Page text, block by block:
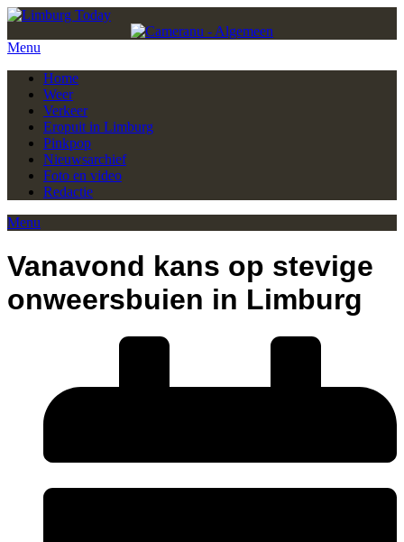
Menu
Home
Weer
Verkeer
Eropuit in Limburg
Pinkpop
Nieuwsarchief
Foto en video
Redactie
Menu
Vanavond kans op stevige
onweersbuien in Limburg